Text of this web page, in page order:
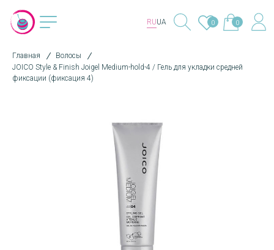
RUUA 0 0
Главная
Волосы
JOICO Style & Finish Joigel Medium-hold-4 / Гель для укладки средней
фиксации (фиксация 4)